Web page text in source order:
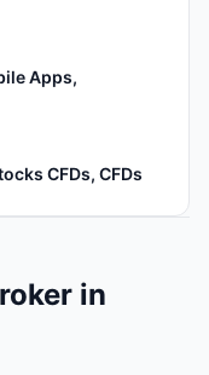
Apps,
CFDs, CFDs
in